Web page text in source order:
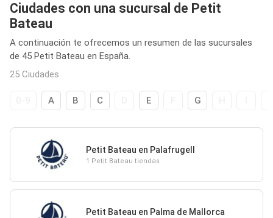
Ciudades con una sucursal de Petit
Bateau
A continuación te ofrecemos un resumen de las sucursales
de 45 Petit Bateau en España.
25 Ciudades
A B C E G
Petit Bateau en Palafrugell
1 Petit Bateau tiendas
Petit Bateau en Palma de Mallorca